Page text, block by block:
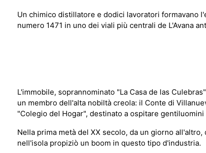
Un chimico distillatore e dodici lavoratori formavano
numero 1471 in uno dei viali più centrali de L'Avana
L'immobile, soprannominato "La Casa de las
un membro dell'alta nobiltà creola: il Conte di
"Colegio del Hogar", destinato a ospitare gentiluomini
Nella prima metà del XX secolo, da un giorno
nell'isola propiziò un boom in questo tipo d'industria.